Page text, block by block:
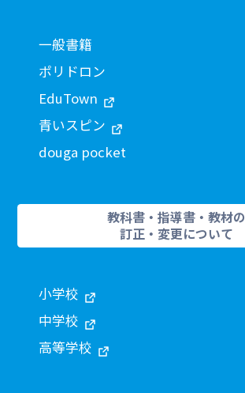
一般書籍
ポリドロン
EduTown
青いスピン
douga pocket
教科書・指導書・教材の
訂正・変更について
小学校
中学校
高等学校